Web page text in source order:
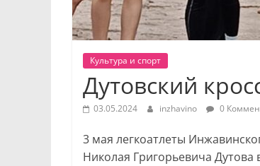
Культура и спорт
Дутовский
03.05.2024 inzhavino 0
3 мая легкоатлеты
Николая Григорьевича